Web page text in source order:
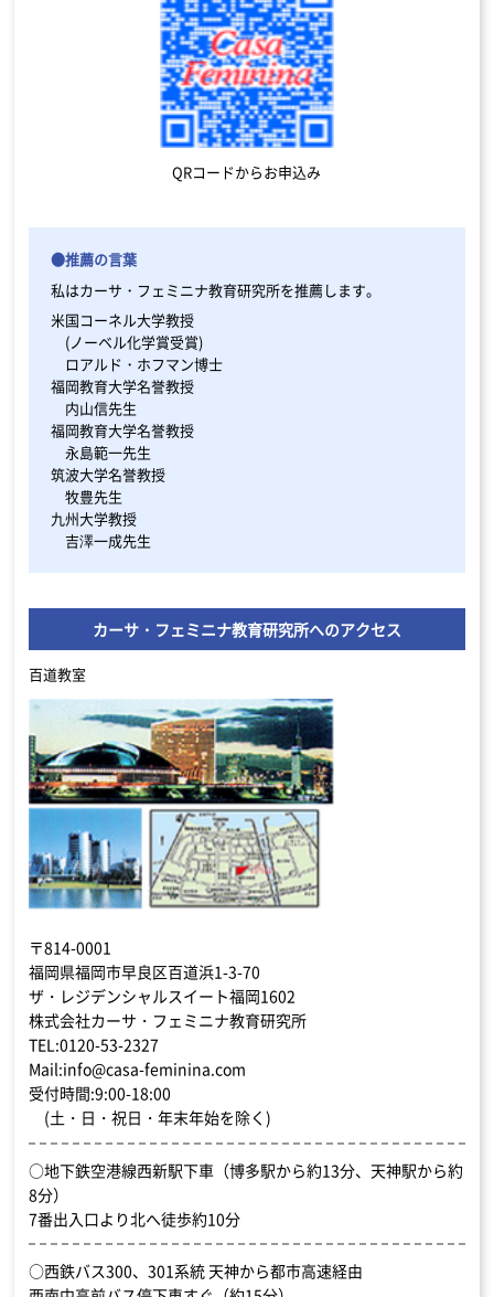
QRコードからお申込み
●推薦の言葉
私はカーサ・フェミニナ教育研究所を推薦します。
米国コーネル大学教授
(ノーベル化学賞受賞)
ロアルド・ホフマン博士
福岡教育大学名誉教授
内山信先生
福岡教育大学名誉教授
永島範一先生
筑波大学名誉教授
牧豊先生
九州大学教授
吉澤一成先生
カーサ・フェミニナ教育研究所へのアクセス
百道教室
〒814-0001
福岡県福岡市早良区百道浜1-3-70
ザ・レジデンシャルスイート福岡1602
株式会社カーサ・フェミニナ教育研究所
TEL:0120-53-2327
Mail:info@casa-feminina.com
受付時間:9:00-18:00
(土・日・祝日・年末年始を除く)
○地下鉄空港線西新駅下車（博多駅から約13分、天神駅から約
8分）
7番出入口より北へ徒歩約10分
○西鉄バス300、301系統 天神から都市高速経由